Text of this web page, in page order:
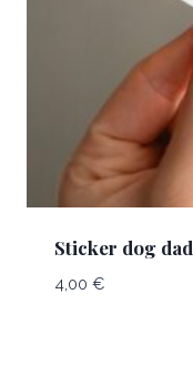
Sticker dog dad
4,00 €